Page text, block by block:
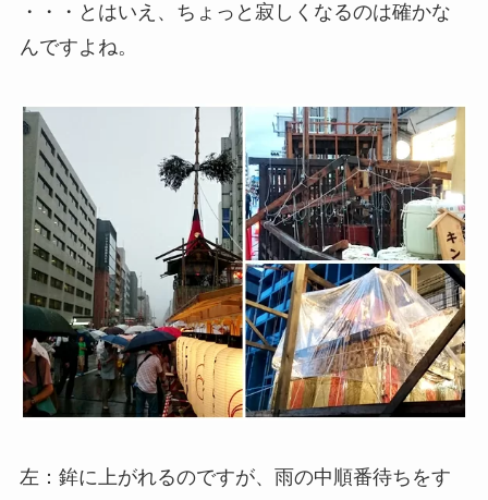
・・・とはいえ、ちょっと寂しくなるのは確かな
んですよね。
左：鉾に上がれるのですが、雨の中順番待ちをす